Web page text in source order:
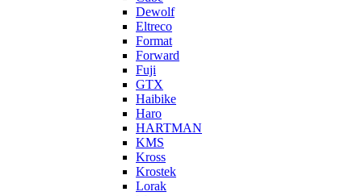
Dewolf
Eltreco
Format
Forward
Fuji
GTX
Haibike
Haro
HARTMAN
KMS
Kross
Krostek
Lorak